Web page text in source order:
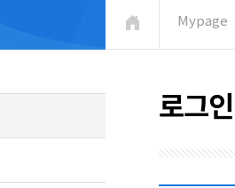
Mypage
로그인